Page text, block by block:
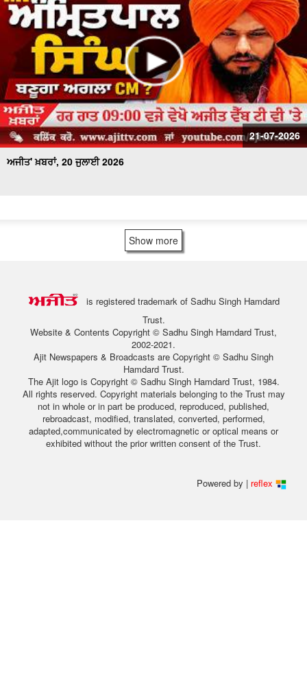
21-07-2026
ਅਜੀਤ' ਖ਼ਬਰਾਂ, 20 ਜੁਲਾਈ 2026
Show more
is registered trademark of Sadhu Singh Hamdard
Trust.
Website & Contents Copyright © Sadhu Singh Hamdard Trust,
2002-2021.
Ajit Newspapers & Broadcasts are Copyright © Sadhu Singh
Hamdard Trust.
The Ajit logo is Copyright © Sadhu Singh Hamdard Trust, 1984.
All rights reserved. Copyright materials belonging to the Trust may
not in whole or in part be produced, reproduced, published,
rebroadcast, modified, translated, converted, performed,
adapted,communicated by electromagnetic or optical means or
exhibited without the prior written consent of the Trust.
Powered by | reflex